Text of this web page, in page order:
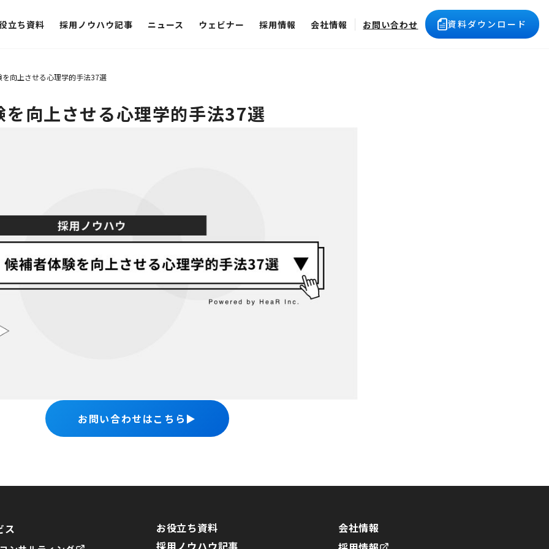
立ち資料 採用ノウハウ記事 ニュース ウェビナー 採用情報 会社情報 お問い合わせ 資料ダウンロード
を向上させる心理学的手法37選
を向上させる心理学的手法37選
お問い合わせはこちら ▶︎
ス
お役立ち資料
会社情報